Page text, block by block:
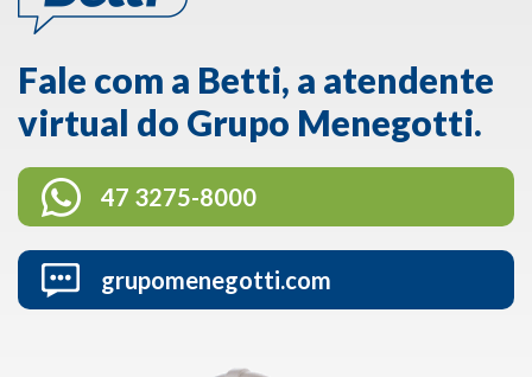
Fale com a Betti, a atendente
virtual do Grupo Menegotti.
47 3275-8000
grupomenegotti.com